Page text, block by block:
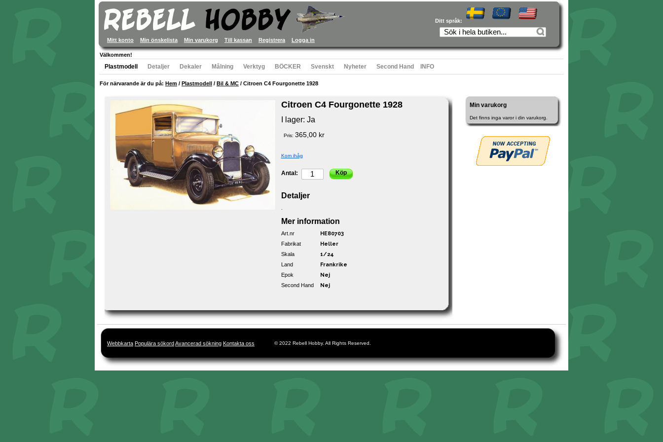
Ditt språk:
Mitt konto Min önskelista Min varukorg Till kassan Registrera Logga in
Välkommen!
Plastmodell Detaljer Dekaler Målning Verktyg BÖCKER Svenskt Nyheter Second Hand INFO
För närvarande är du på: Hem / Plastmodell / Bil & MC / Citroen C4 Fourgonette 1928
Citroen C4 Fourgonette 1928
I lager: Ja
Pris: 365,00 kr
Kom ihåg
Antal: Köp
Detaljer
Mer information
Art.nr HE80703
Fabrikat Heller
Skala 1/24
Land Frankrike
Epok Nej
Second Hand Nej
Min varukorg
Det finns inga varor i din varukorg.
Webbkarta Populära sökordAvancerad sökning Kontakta oss © 2022 Rebell Hobby. All Rights Reserved.